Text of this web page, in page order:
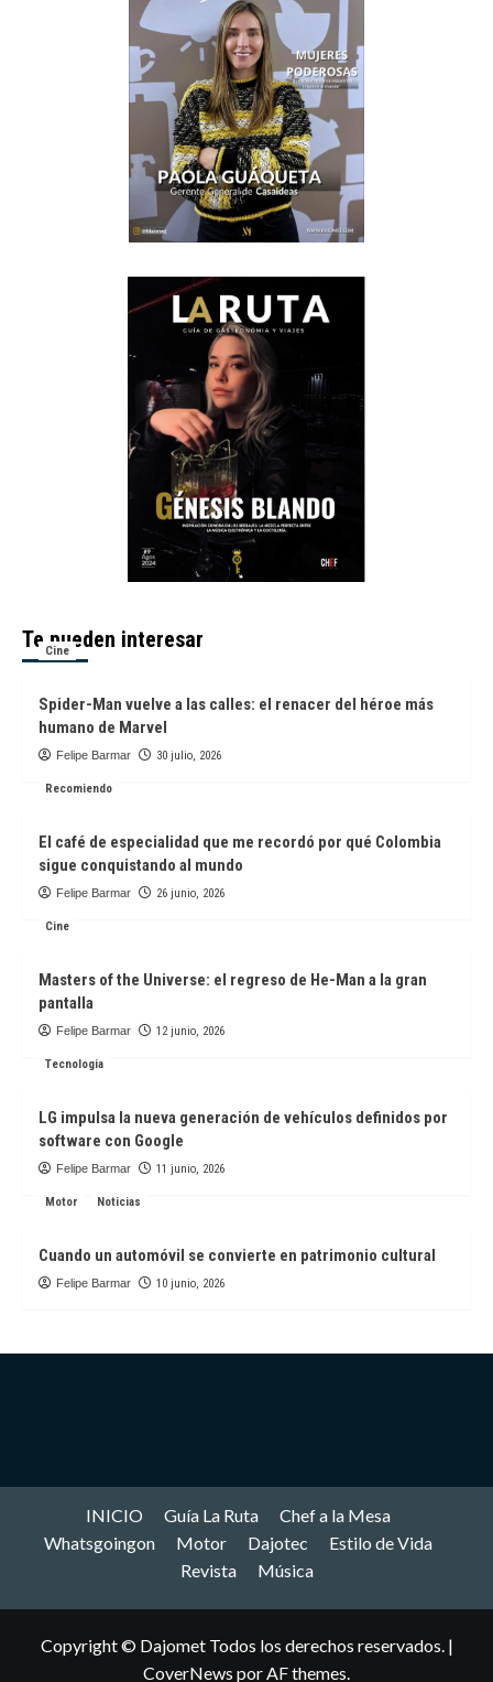
Te pueden interesar
Cine
Spider-Man vuelve a las calles: el renacer del héroe más
humano de Marvel
Felipe Barmar 30 julio, 2026
Recomiendo
El café de especialidad que me recordó por qué Colombia
sigue conquistando al mundo
Felipe Barmar 26 junio, 2026
Cine
Masters of the Universe: el regreso de He-Man a la gran
pantalla
Felipe Barmar 12 junio, 2026
Tecnologia
LG impulsa la nueva generación de vehículos definidos por
software con Google
Felipe Barmar 11 junio, 2026
Motor Noticias
Cuando un automóvil se convierte en patrimonio cultural
Felipe Barmar 10 junio, 2026
INICIO Guía La Ruta
Chef a la Mesa
Whatsgoingon
Motor Dajotec
Estilo de Vida
Revista
Música
Copyright © Dajomet Todos los derechos reservados. |
CoverNews por AF themes.